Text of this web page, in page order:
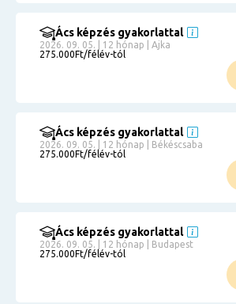
Ács képzés gyakorlattal
2026. 09. 05. | 12 hónap | Ajka
275.000Ft/félév-tól
Ács képzés gyakorlattal
2026. 09. 05. | 12 hónap | Békéscsaba
275.000Ft/félév-tól
Ács képzés gyakorlattal
2026. 09. 05. | 12 hónap | Budapest
275.000Ft/félév-tól